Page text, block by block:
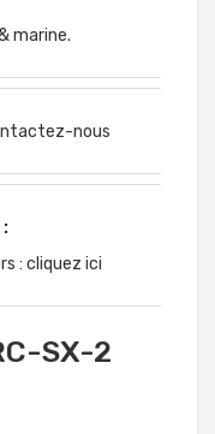
marine.
nous
: cliquez ici
SX-2